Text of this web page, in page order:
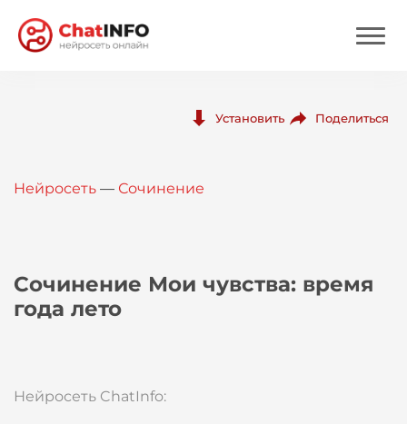
Вход
Установить Поделиться
Нейросеть — Сочинение
Сочинение Мои чувства: время
года лето
Нейросеть ChatInfo: